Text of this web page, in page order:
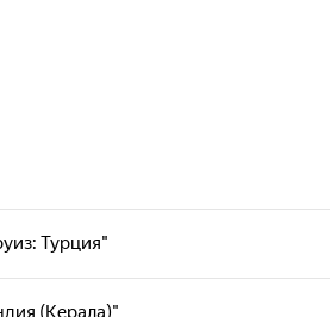
Турция"
карта мира, на которую
наносятся самые яркие вкусы национальных
(Керала)"